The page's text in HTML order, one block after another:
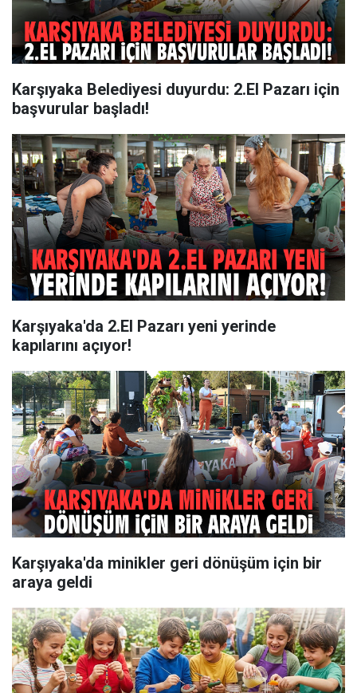
Karşıyaka Belediyesi duyurdu: 2.El Pazarı için
başvurular başladı!
Karşıyaka'da 2.El Pazarı yeni yerinde
kapılarını açıyor!
Karşıyaka'da minikler geri dönüşüm için bir
araya geldi